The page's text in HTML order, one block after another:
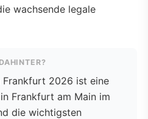
wachsende legale
Frankfurt 2026 ist eine
Frankfurt am Main im
die wichtigsten